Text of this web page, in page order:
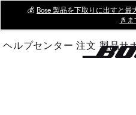
Main
💰 Bose 製品を下取りに出すと
きま
ヘルプセンター 注文 製品サ